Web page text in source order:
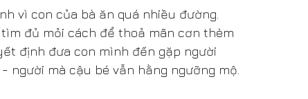
vì con của bà ăn quá nhiều đường.
đủ mỏi cách để thoả mãn cơn thèm
định đưa con mình đến gặp người
người mà cậu bé vẫn hằng ngưỡng mộ.